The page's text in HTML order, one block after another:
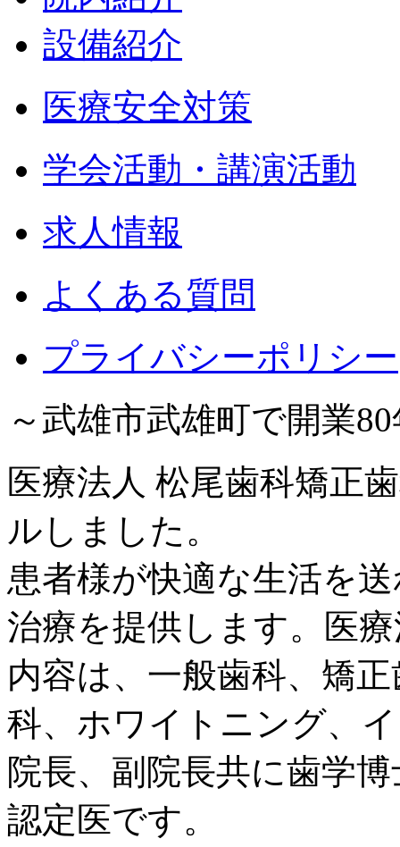
設備紹介
医療安全対策
学会活動・講演活動
求人情報
よくある質問
プライバシーポリシー
～武雄市武雄町で開業
医療法人 松尾歯科矯正
ルしました。
患者様が快適な生活を
治療を提供します。医
内容は、一般歯科、矯
科、ホワイトニング、
院長、副院長共に歯学
認定医です。